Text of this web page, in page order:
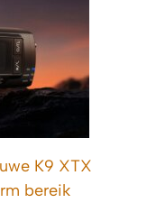
K9 XTX
bereik